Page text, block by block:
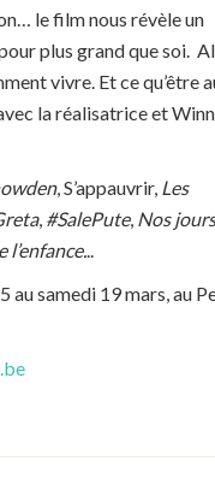
le film nous révèle un
plus grand que soi.
vivre. Et ce qu’être
la réalisatrice et
, S’appauvrir, Les
, #SalePute, Nos
au samedi 19 mars, au